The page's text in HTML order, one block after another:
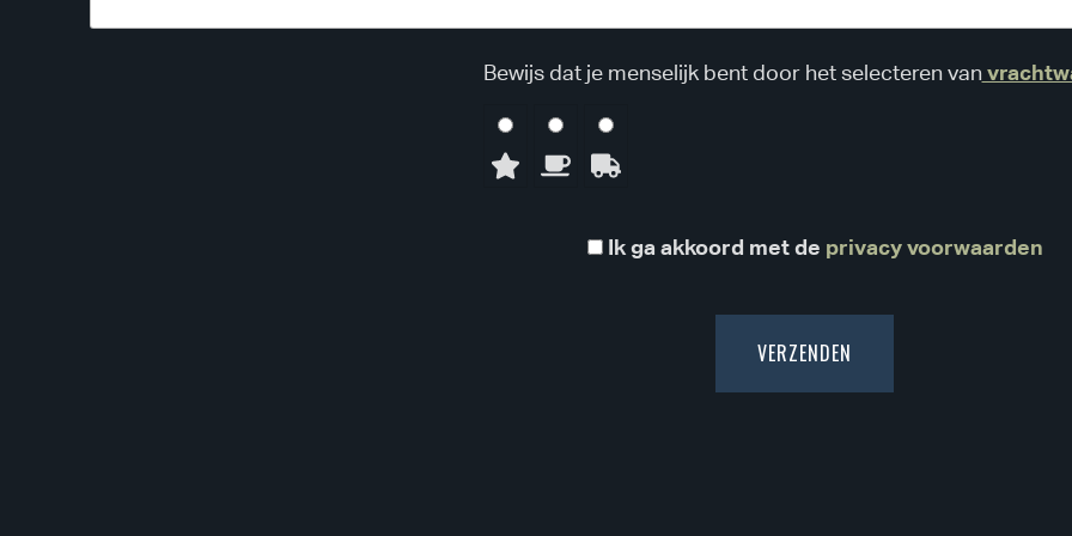
Bewijs dat je menselijk bent door het selecteren van
Ik ga akkoord met de privacy voorwaarden